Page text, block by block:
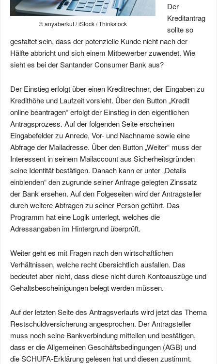
© anyaberkut / iStock / Thinkstock
Der
Kreditantrag
sollte so
gestaltet sein, dass der potenzielle Kunde nicht nach der
Hälfte abbricht und sich einem Mitbewerber zuwendet. Wie
sieht es bei der Santander Consumer Bank aus?
Der Einstieg erfolgt über einen Kreditrechner, der Eingaben zu
Kredithöhe und Laufzeit vorsieht. Über den Button „Kredit
online beantragen“ erfolgt der Einstieg in den eigentlichen
Antragsprozess. Auf der folgenden Seite erscheinen
Eingabefelder zu Anrede, Vor- und Nachname sowie eine
Abfrage der Mailadresse. Über den Button „Weiter“ muss der
Interessent in seinem Mailaccount aus Sicherheitsgründen
seine Identität bestätigen. Danach kann er unter „Details
einblenden“ den zugrunde seiner Anfrage gelegten Zinssatz
der Bank ersehen. Auf den Folgeseiten wird der Antragsteller
durch weitere Abfragen zu seiner Person geführt. Das
Programm hat eine Logik unterlegt, welches die
Adressangaben im Hintergrund überprüft.
Weiter geht es mit Fragen nach den wirtschaftlichen
Verhältnissen, welche recht übersichtlich ausfallen. Das
bedeutet aber nicht, dass diese nicht durch Kontoauszüge und
Gehaltsbescheinigungen belegt werden müssen.
Auf der letzten Seite des Antragsverlaufs wird jetzt das Thema
Restschuldversicherung angesprochen. Der Antragsteller
muss noch seine Bankverbindung mitteilen und bestätigen,
dass er die Allgemeinen Geschäftsbedingungen (AGB) und
die SCHUFA-Erklärung gelesen hat und diesen zustimmt.